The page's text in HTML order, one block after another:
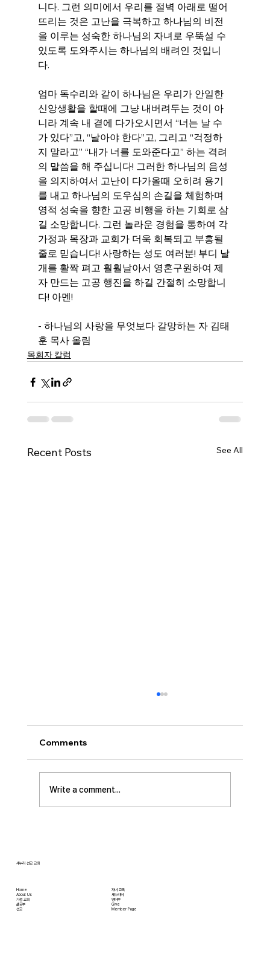
니다. 그런 의미에서 우리를 절벽 아래로 떨어
뜨리는 것은 고난을 극복하고 하나님의 비전
을 이루는 성숙한 하나님의 자녀로 우뚝설 수
있도록 도와주시는 하나님의 배려인 것입니
다.
엄마 독수리와 같이 하나님은 우리가 안일한
신앙생활을 할때에 그냥 내버려두는 것이 아
니라 계속 내 곁에 다가오시면서 “너는 날 수
가 있다”고, “날아야 한다”고, 그리고 “걱정하
지 말라고” “내가 너를 도와준다고” 하는 격려
의 말씀을 해 주십니다! 그러한 하나님의 음성
을 의지하여서 고난이 다가올때 오히려 용기
를 내고 하나님의 도우심의 손길을 체험하며
영적 성숙을 향한 고공 비행을 하는 기회로 삼
길 소망합니다. 그런 놀라운 경험을 통하여 각
가정과 목장과 교회가 더욱 회복되고 부흥될
줄로 믿습니다! 사랑하는 성도 여러분! 부디 날
개를 활짝 펴고 훨훨날아서 영혼구원하여 제
자 만드는 고공 행진을 하길 간절히 소망합니
다! 아멘!
- 하나님의 사랑을 무엇보다 갈망하는 자 김태
훈 목사 올림
목회자 칼럼
Recent Posts See All
오늘날 성도로서 올바른 신앙생활을 하는 데 걸
림돌이 되는 세 가지가 있습니다. 첫째는 안일주
의입니다. 산업혁명 이후 급속도로 발전한 물질
문명은 우리의 삶을 매우 편리하게 만들어 주었
Comments
Write a comment...
Home
About Us
​가정 교회
​삶공부
​선교
자녀 교육
새누리터
영어부
Give
Member Page
새누리 선교 교회